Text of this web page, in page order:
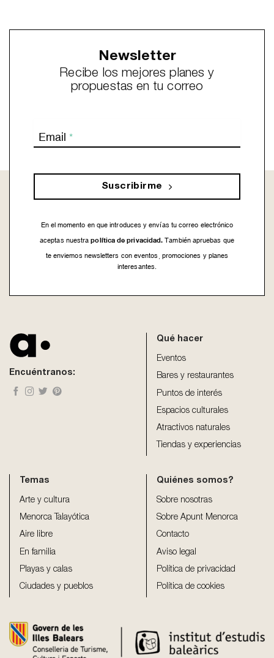
Newsletter
Recibe los mejores planes y
propuestas en tu correo
Email *
Suscribirme
En el momento en que introduces y envías tu correo electrónico
aceptas nuestra política de privacidad. También apruebas que
te enviemos newsletters con eventos, promociones y planes
interesantes.
left
Encuéntranos:
Qué hacer
Eventos
Bares y restaurantes
Puntos de interés
Espacios culturales
Atractivos naturales
Tiendas y experiencias
Temas
Arte y cultura
Menorca Talayótica
Aire libre
En familia
Playas y calas
Ciudades y pueblos
Quiénes somos?
Sobre nosotras
Sobre Apunt Menorca
Contacto
Aviso legal
Política de privacidad
Política de cookies